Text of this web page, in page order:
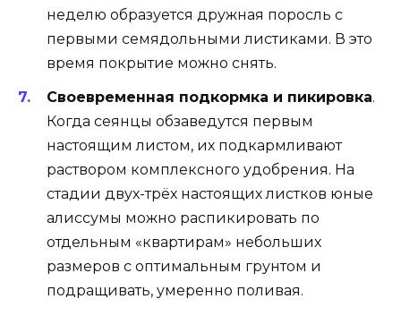
неделю образуется дружная поросль с
первыми семядольными листиками. В это
время покрытие можно снять.
Своевременная подкормка и пикировка.
Когда сеянцы обзаведутся первым
настоящим листом, их подкармливают
раствором комплексного удобрения. На
стадии двух-трёх настоящих листков юные
алиссумы можно распикировать по
отдельным «квартирам» небольших
размеров с оптимальным грунтом и
подращивать, умеренно поливая.